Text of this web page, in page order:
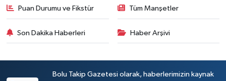
Puan Durumu ve Fikstür Tüm Manşetler
Son Dakika Haberleri Haber Arşivi
Bolu Takip Gazetesi olarak, haberlerimizin kaynak